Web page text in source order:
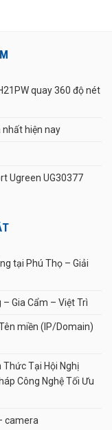
quay 360 độ nét
nhất hiện nay
Ugreen UG30377
tại Phú Thọ – Giải
– Gia Cẩm – Việt Trì
miền (IP/Domain)
Thức Tại Hội Nghị
Công Nghệ Tối Ưu
camera